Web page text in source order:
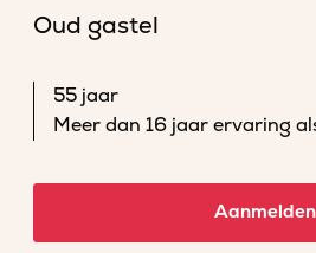
Oud gastel
55 jaar
Meer dan 16 jaar ervaring
Aanmelden